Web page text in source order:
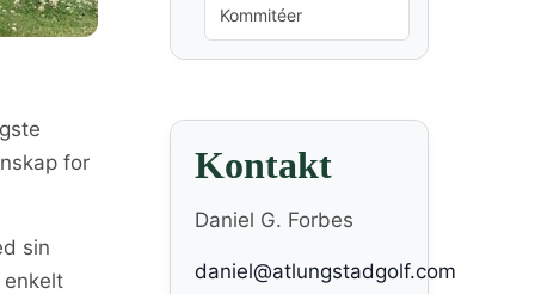
for
sin
enkelt
Kommitéer
Kontakt
Daniel G. Forbes
daniel@atlungstadgolf.com